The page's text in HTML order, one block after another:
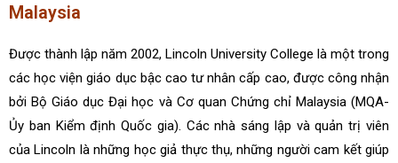
Malaysia
Được thành lập năm 2002, Lincoln University College là một trong
các học viện giáo dục bậc cao tư nhân cấp cao, được công nhận
bởi Bộ Giáo dục Đại học và Cơ quan Chứng chỉ Malaysia (MQA-
Ủy ban Kiểm định Quốc gia). Các nhà sáng lập và quản trị viên
của Lincoln là những học giả thực thụ, những người cam kết giúp